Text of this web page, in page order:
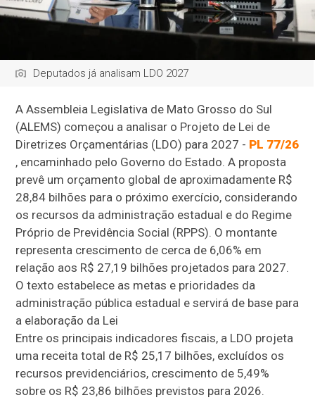
Deputados já analisam LDO 2027
A Assembleia Legislativa de Mato Grosso do Sul
(ALEMS) começou a analisar o Projeto de Lei de
Diretrizes Orçamentárias (LDO) para 2027 - PL 77/26
, encaminhado pelo Governo do Estado. A proposta
prevê um orçamento global de aproximadamente R$
28,84 bilhões para o próximo exercício, considerando
os recursos da administração estadual e do Regime
Próprio de Previdência Social (RPPS). O montante
representa crescimento de cerca de 6,06% em
relação aos R$ 27,19 bilhões projetados para 2027.
O texto estabelece as metas e prioridades da
administração pública estadual e servirá de base para
a elaboração da Lei
Entre os principais indicadores fiscais, a LDO projeta
uma receita total de R$ 25,17 bilhões, excluídos os
recursos previdenciários, crescimento de 5,49%
sobre os R$ 23,86 bilhões previstos para 2026.